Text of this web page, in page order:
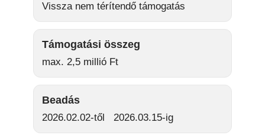
Vissza nem térítendő támogatás
Támogatási összeg
max. 2,5 millió Ft
Beadás
2026.02.02-től 2026.03.15-ig